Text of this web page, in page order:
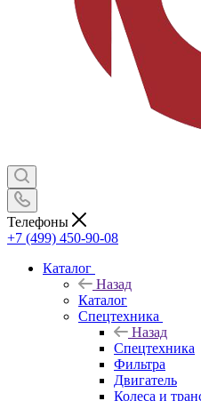
Телефоны
+7 (499) 450-90-08
Каталог
Назад
Каталог
Спецтехника
Назад
Спецтехника
Фильтра
Двигатель
Колеса и